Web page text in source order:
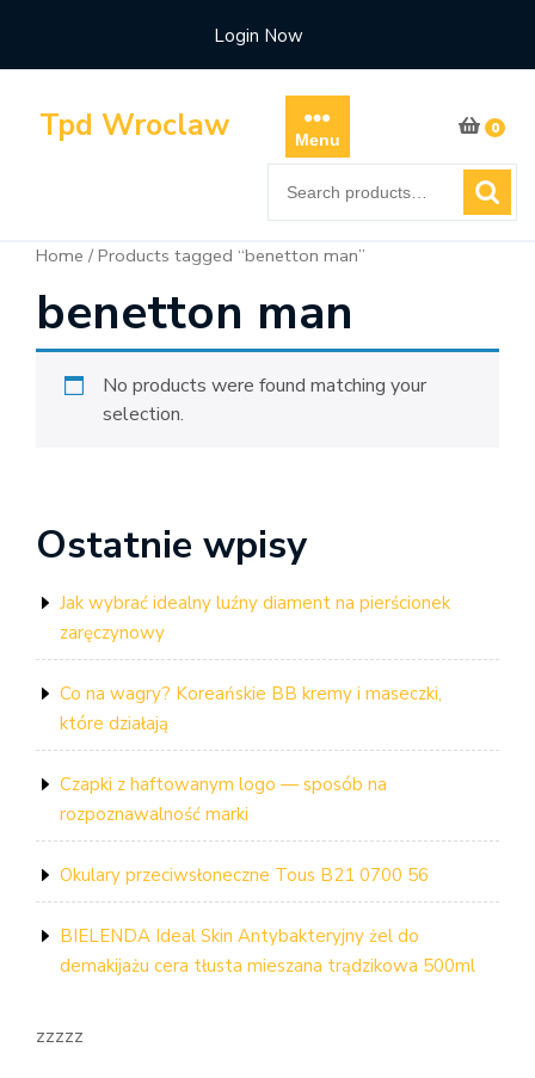
content
Login Now
Tpd Wroclaw Menu
0
for:
Home / Products tagged “benetton man”
benetton man
No products were found matching your
selection.
Ostatnie wpisy
Jak wybrać idealny luźny diament na pierścionek
zaręczynowy
Co na wagry? Koreańskie BB kremy i maseczki,
które działają
Czapki z haftowanym logo — sposób na
rozpoznawalność marki
Okulary przeciwsłoneczne Tous B21 0700 56
BIELENDA Ideal Skin Antybakteryjny żel do
demakijażu cera tłusta mieszana trądzikowa 500ml
zzzzz